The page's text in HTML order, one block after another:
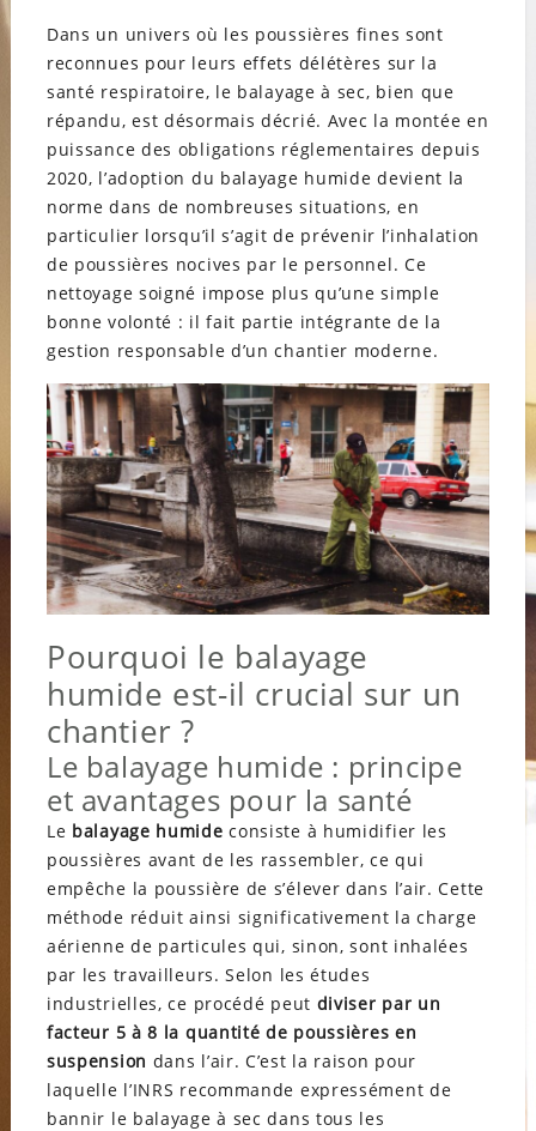
Dans un univers où les poussières fines sont
reconnues pour leurs effets délétères sur la
santé respiratoire, le balayage à sec, bien que
répandu, est désormais décrié. Avec la montée en
puissance des obligations réglementaires depuis
2020, l’adoption du balayage humide devient la
norme dans de nombreuses situations, en
particulier lorsqu’il s’agit de prévenir l’inhalation
de poussières nocives par le personnel. Ce
nettoyage soigné impose plus qu’une simple
bonne volonté : il fait partie intégrante de la
gestion responsable d’un chantier moderne.
Pourquoi le balayage
humide est-il crucial sur un
chantier ?
Le balayage humide : principe
et avantages pour la santé
Le balayage humide consiste à humidifier les
poussières avant de les rassembler, ce qui
empêche la poussière de s’élever dans l’air. Cette
méthode réduit ainsi significativement la charge
aérienne de particules qui, sinon, sont inhalées
par les travailleurs. Selon les études
industrielles, ce procédé peut diviser par un
facteur 5 à 8 la quantité de poussières en
suspension dans l’air. C’est la raison pour
laquelle l’INRS recommande expressément de
bannir le balayage à sec dans tous les